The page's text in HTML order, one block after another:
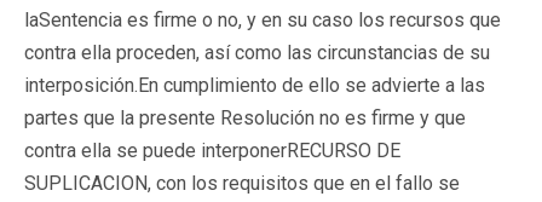
laSentencia es firme o no, y en su caso los recursos que
contra ella proceden, así como las circunstancias de su
interposición.En cumplimiento de ello se advierte a las
partes que la presente Resolución no es firme y que
contra ella se puede interponerRECURSO DE
SUPLICACION, con los requisitos que en el fallo se